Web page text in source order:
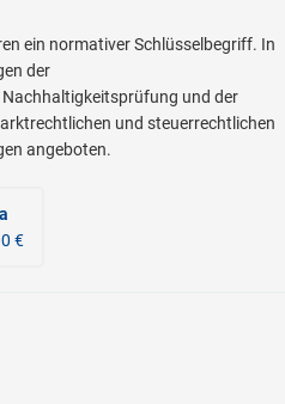
ein normativer Schlüsselbegriff. In
der
und der
und steuerrechtlichen
angeboten.
€